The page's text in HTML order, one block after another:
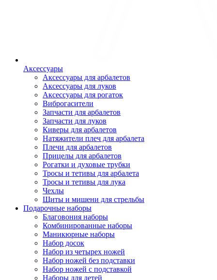
Аксессуары
Аксессуары для арбалетов
Аксессуары для луков
Аксессуары для рогаток
Виброгасители
Запчасти для арбалетов
Запчасти для луков
Киверы для арбалетов
Натяжители плеч для арбалета
Плечи для арбалетов
Прицелы для арбалетов
Рогатки и духовые трубки
Тросы и тетивы для арбалета
Тросы и тетивы для лука
Чехлы
Щиты и мишени для стрельбы
Подарочные наборы
Благовония наборы
Комбинированные наборы
Маникюрные наборы
Набор досок
Набор из четырех ножей
Набор ножей без подставки
Набор ножей с подставкой
Наборы для детей